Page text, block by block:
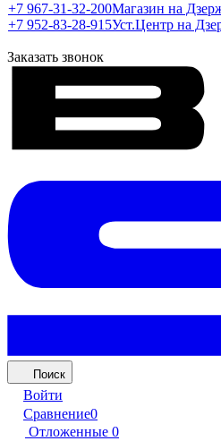
+7 967-31-32-200Магазин на
+7 952-83-28-915Уст.Центр на
Заказать звонок
Поиск
Войти
Сравнение0
Отложенные 0